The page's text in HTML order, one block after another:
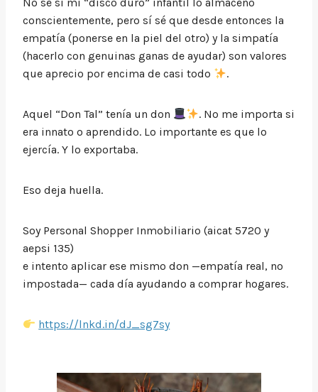
conscientemente, pero sí sé que desde entonces la
empatía (ponerse en la piel del otro) y la simpatía
(hacerlo con genuinas ganas de ayudar) son valores
que aprecio por encima de casi todo
.
Aquel “Don Tal” tenía un don
. No me importa si
era innato o aprendido. Lo importante es que lo
ejercía. Y lo exportaba.
Eso deja huella.
Soy Personal Shopper Inmobiliario (aicat 5720 y
aepsi 135)
e intento aplicar ese mismo don —empatía real, no
impostada— cada día ayudando a comprar hogares.
https://lnkd.in/dJ_sg7sy